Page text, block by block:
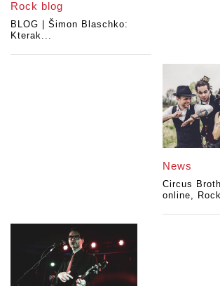
Rock blog
BLOG | Šimon Blaschko:
Kterak...
News
Circus
online,